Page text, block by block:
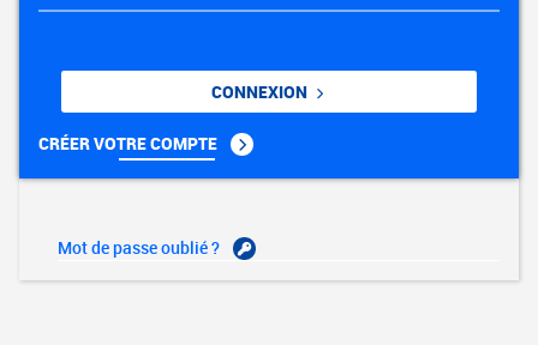
CONNEXION
CRÉER VOTRE COMPTE
Mot de passe oublié ?